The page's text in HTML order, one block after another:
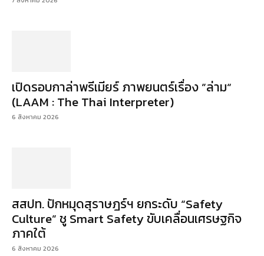
เปิดรอบกาล่าพรีเมียร์ ภาพยนตร์เรื่อง ”ล่าม“
(LAAM : The Thai Interpreter)
6 สิงหาคม 2026
สสปท. ปักหมุดสุราษฎร์ฯ ยกระดับ “Safety
Culture” ชู Smart Safety ขับเคลื่อนเศรษฐกิจ
ภาคใต้
6 สิงหาคม 2026